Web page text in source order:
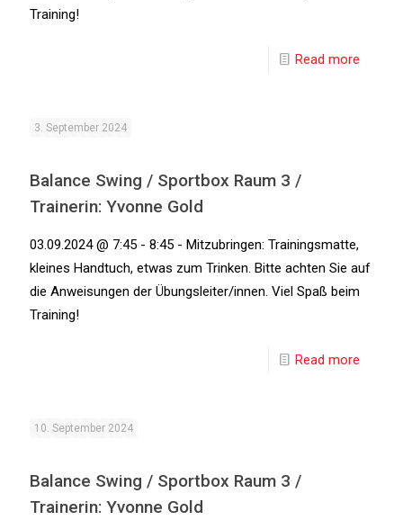
Training!
Read more
3. September 2024
Balance Swing / Sportbox Raum 3 /
Trainerin: Yvonne Gold
03.09.2024 @ 7:45 - 8:45 - Mitzubringen: Trainingsmatte,
kleines Handtuch, etwas zum Trinken. Bitte achten Sie auf
die Anweisungen der Übungsleiter/innen. Viel Spaß beim
Training!
Read more
10. September 2024
Balance Swing / Sportbox Raum 3 /
Trainerin: Yvonne Gold